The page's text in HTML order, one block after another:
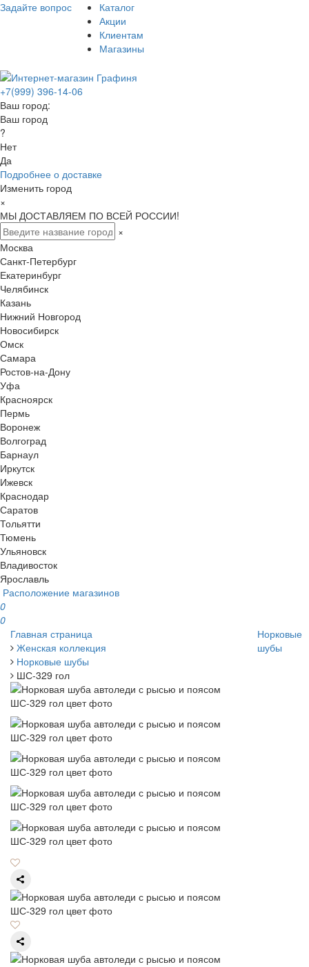
Задайте вопрос
Каталог
Акции
Клиентам
Магазины
+7(999) 396-14-06
Ваш город:
Ваш город
?
Нет
Да
Подробнее о доставке
Изменить город
×
МЫ ДОСТАВЛЯЕМ ПО ВСЕЙ РОССИИ!
×
Москва
Санкт-Петербург
Екатеринбург
Челябинск
Казань
Нижний Новгород
Новосибирск
Омск
Самара
Ростов-на-Дону
Уфа
Красноярск
Пермь
Воронеж
Волгоград
Барнаул
Иркутск
Ижевск
Краснодар
Саратов
Тольятти
Тюмень
Ульяновск
Владивосток
Ярославль
Расположение магазинов
0
0
Главная страница
Женская коллекция
Норковые шубы
ШС-329 гол
Норковые
шубы